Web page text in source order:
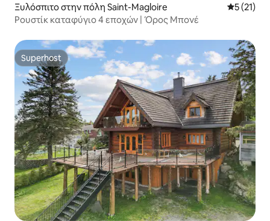
Ξυλόσπιτο στην πόλη Saint-Magloire Μέση
5 (21)
Ρουστίκ καταφύγιο 4 εποχών | Όρος Μπονέ
Superhost
Superhost